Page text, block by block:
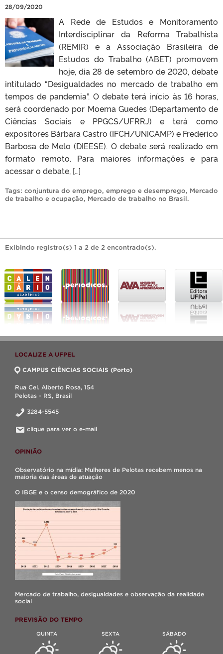
28/09/2020
A Rede de Estudos e Monitoramento
Interdisciplinar da Reforma Trabalhista
(REMIR) e a Associação Brasileira de
Estudos do Trabalho (ABET) promovem
hoje, dia 28 de setembro de 2020, debate
intitulado “Desigualdades no mercado de trabalho em
tempos de pandemia”. O debate terá início às 16 horas,
será coordenado por Moema Guedes (Departamento de
Ciências Sociais e PPGCS/UFRRJ) e terá como
expositores Bárbara Castro (IFCH/UNICAMP) e Frederico
Barbosa de Melo (DIEESE). O debate será realizado em
formato remoto. Para maiores informações e para
acessar o debate, […]
Tags: conjuntura do emprego, emprego e desemprego, Mercado
de trabalho e ocupação, Mercado de trabalho no Brasil.
Exibindo registro(s) 1 a 2 de 2 encontrado(s).
LOCALIZE A UFPEL
CAMPUS CIÊNCIAS SOCIAIS (Porto)
Rua Cel. Alberto Rosa, 154
Pelotas - RS, Brasil
3284-5545
clique para ver o e-mail
OPINIÃO
Observatório na mídia: Mulheres de Pelotas recebem menos na
maioria das áreas de atuação
O IBGE e o censo demográfico de 2020
Mercado de trabalho, desigualdades e observação da realidade
social
PREVISÃO DO TEMPO
QUINTA SEXTA SÁBADO